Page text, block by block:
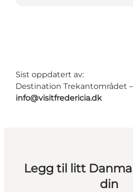
Sist oppdatert av:
Destination Trekantområdet
info@visitfredericia.dk
Legg til litt
din